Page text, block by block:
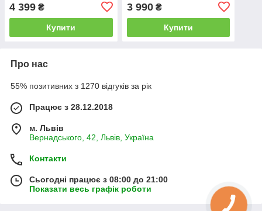
пристрій)
4 399 ₴
Купити
3 990₴
Купити
Про нас
55% позитивних з 1270 відгуків за рік
Працює з 28.12.2018
м. Львів
Вернадського, 42, Львів, Україна
Контакти
Сьогодні працює з 08:00 до 21:00
Показати весь графік роботи